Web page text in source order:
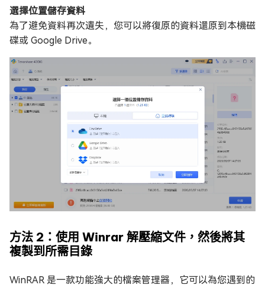
選擇位置儲存資料
為了避免資料再次遺失，您可以將復原的資料還原到本機磁
碟或 Google Drive。
方法 2：使用 Winrar 解壓縮文件，然後將其
複製到所需目錄
WinRAR 是一款功能強大的檔案管理器，它可以為您遇到的